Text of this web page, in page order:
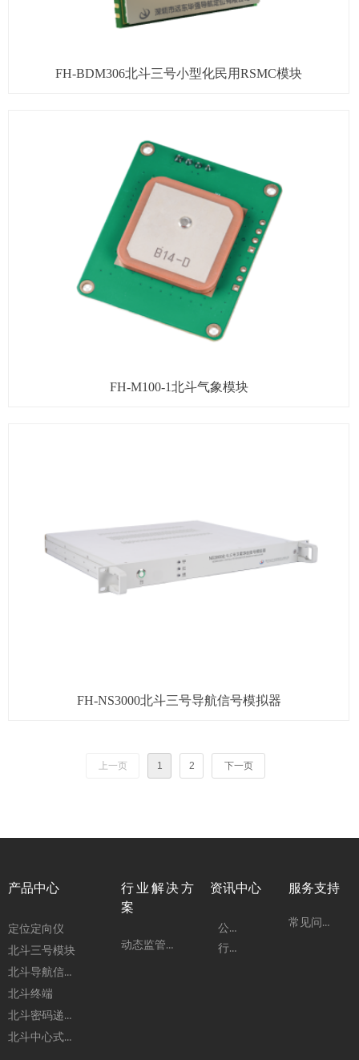
FH-BDM306北斗三号小型化民用RSMC模块
FH-M100-1北斗气象模块
FH-NS3000北斗三号导航信号模拟器
上一页 1 2 下一页
定位定向仪
北斗三号模块
北斗导航信号模拟器
北斗终端
北斗密码递送箱
北斗中心式指挥机
产品中心
动态监管系统
行业解决方
案
资讯中心
公司动态
行业动态
服务支持
常见问题